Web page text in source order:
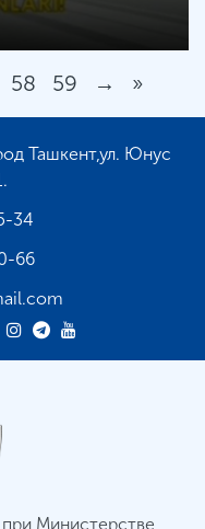
58 59 → »
Ташкент,ул. Юнус
34
66
Министерстве